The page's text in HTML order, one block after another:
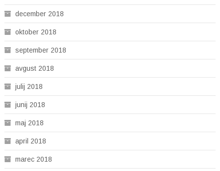
december 2018
oktober 2018
september 2018
avgust 2018
julij 2018
junij 2018
maj 2018
april 2018
marec 2018